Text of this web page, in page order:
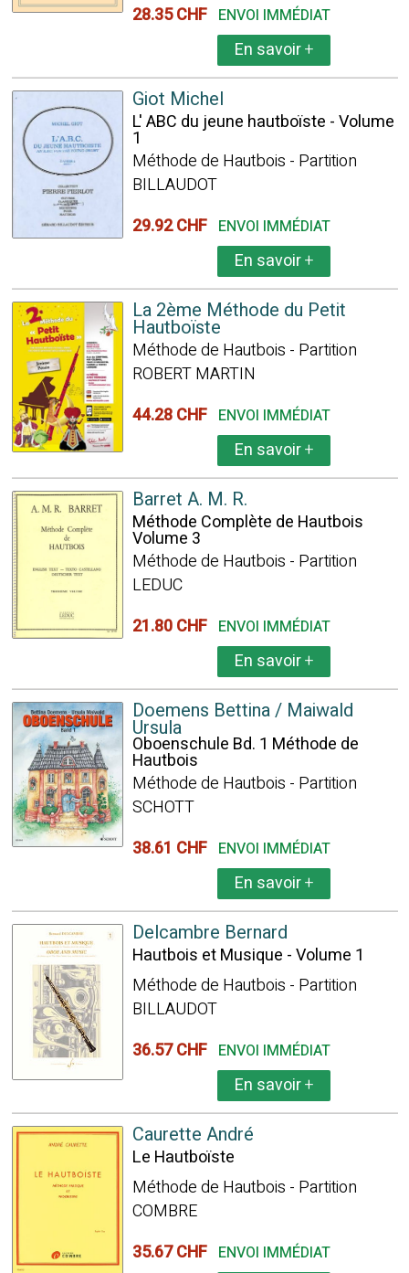
28.35 CHF ENVOI IMMÉDIAT
En savoir+
Giot Michel
L' ABC du jeune hautboïste - Volume
1
Méthode de Hautbois - Partition
BILLAUDOT
29.92 CHF ENVOI IMMÉDIAT
En savoir+
La 2ème Méthode du Petit
Hautboïste
Méthode de Hautbois - Partition
ROBERT MARTIN
44.28 CHF ENVOI IMMÉDIAT
En savoir+
Barret A. M. R.
Méthode Complète de Hautbois
Volume 3
Méthode de Hautbois - Partition
LEDUC
21.80 CHF ENVOI IMMÉDIAT
En savoir+
Doemens Bettina / Maiwald
Ursula
Oboenschule Bd. 1 Méthode de
Hautbois
Méthode de Hautbois - Partition
SCHOTT
38.61 CHF ENVOI IMMÉDIAT
En savoir+
Delcambre Bernard
Hautbois et Musique - Volume 1
Méthode de Hautbois - Partition
BILLAUDOT
36.57 CHF ENVOI IMMÉDIAT
En savoir+
Caurette André
Le Hautboïste
Méthode de Hautbois - Partition
COMBRE
35.67 CHF ENVOI IMMÉDIAT